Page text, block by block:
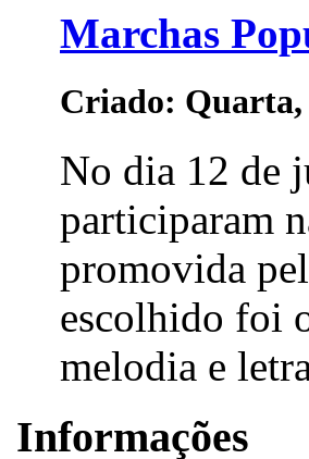
Marchas
Criado: Quarta,
No dia 12 de
participaram
promovida
escolhido foi
melodia e
Informações